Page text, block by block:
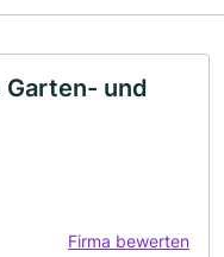
und
Firma bewerten